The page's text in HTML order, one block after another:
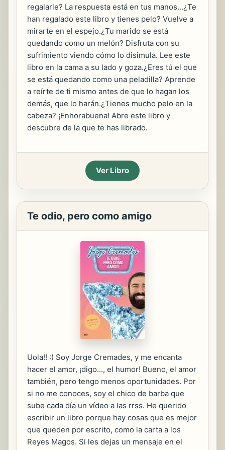
regalarle? La respuesta está en tus manos...¿Te
han regalado este libro y tienes pelo? Vuelve a
mirarte en el espejo.¿Tu marido se está
quedando como un melón? Disfruta con su
sufrimiento viendo cómo lo disimula. Lee este
libro en la cama a su lado y goza.¿Eres tú el que
se está quedando como una peladilla? Aprende
a reírte de ti mismo antes de que lo hagan los
demás, que lo harán.¿Tienes mucho pelo en la
cabeza? ¡Enhorabuena! Abre este libro y
descubre de la que te has librado.
Ver Libro
Te odio, pero como amigo
Uola!! :) Soy Jorge Cremades, y me encanta
hacer el amor, ¡digo..., el humor! Bueno, el amor
también, pero tengo menos oportunidades. Por
si no me conoces, soy el chico de barba que
sube cada día un vídeo a las rrss. He querido
escribir un libro porque hay cosas que es mejor
que queden por escrito, como la carta a los
Reyes Magos. Si les dejas un mensaje en el